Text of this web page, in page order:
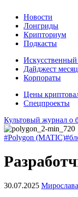
Новости
Лонгриды
Крипториум
Подкасты
Искусственный
Дайджест
Корпораты
Цены
Спецпроекты
Культовый журнал о
#Polygon (MATIC)
30.07.2025